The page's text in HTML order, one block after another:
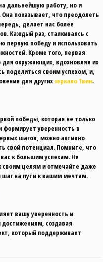
дальнейшую работу, но и
показывает, что преодолеть
делает нас более
Каждый раз, сталкиваясь с
победу и использовать
Кроме того, первая
окружающих, вдохновляя их
поделиться своим успехом, и,
для другихзеркало 1вин.
победы, которая не только
уверенность в
шагов, можно активно
свой потенциал. Помните, что
к большим успехам. Не
своим целям и отмечайте даже
на пути к вашим мечтам.
вашу уверенность и
создавая
который поддерживает